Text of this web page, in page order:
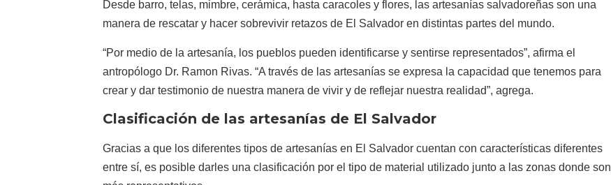
Desde barro, telas, mimbre, cerámica, hasta caracoles y flores, las artesanías salvadoreñas son una
manera de rescatar y hacer sobrevivir retazos de El Salvador en distintas partes del mundo.
“Por medio de la artesanía, los pueblos pueden identificarse y sentirse representados”, afirma el
antropólogo Dr. Ramon Rivas. “A través de las artesanías se expresa la capacidad que tenemos para
crear y dar testimonio de nuestra manera de vivir y de reflejar nuestra realidad”, agrega.
Clasificación de las artesanías de El Salvador
Gracias a que los diferentes tipos de artesanías en El Salvador cuentan con características diferentes
entre sí, es posible darles una clasificación por el tipo de material utilizado junto a las zonas donde son